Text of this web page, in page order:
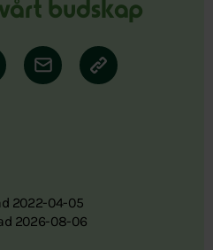
budskap
2022-04-05
2026-08-06